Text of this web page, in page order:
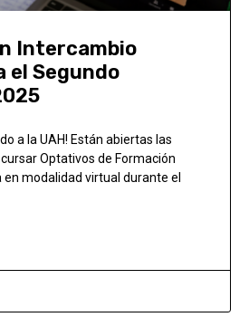
Intercambio
el Segundo
a la UAH! Están abiertas las
Optativos de Formación
en modalidad virtual durante el